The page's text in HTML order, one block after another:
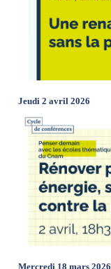
Jeudi 2 avril 2026
Mercredi 18 mars 2026